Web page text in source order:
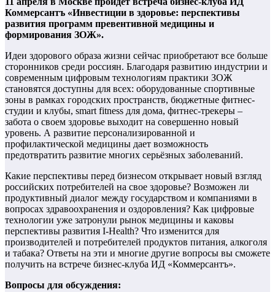
Коммерсантъ «Инвестиции в здоровье: перспективы
развития программ превентивной медицины и
формирования ЗОЖ».
Идеи здорового образа жизни сейчас приобретают все больше
сторонников среди россиян. Благодаря развитию индустрии и
современным цифровым технологиям практики ЗОЖ
становятся доступны для всех: оборудованные спортивные
зоны в рамках городских пространств, бюджетные фитнес-
студии и клубы, smart fitness для дома, фитнес-трекеры –
забота о своем здоровье выходит на совершенно новый
уровень. А развитие персонализированной и
профилактической медицины дает возможность
предотвратить развитие многих серьёзных заболеваний.
Какие перспективы перед бизнесом открывает новый взгляд
российских потребителей на свое здоровье? Возможен ли
продуктивный диалог между государством и компаниями в
вопросах здравоохранения и оздоровления? Как цифровые
технологии уже затронули рынок медицины и каковы
перспективы развития I-Health? Что изменится для
производителей и потребителей продуктов питания, алкоголя
и табака? Ответы на эти и многие другие вопросы вы сможете
получить на встрече бизнес-клуба ИД «Коммерсантъ».
Вопросы для обсуждения: